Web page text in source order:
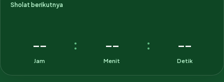
Sholat berikutnya
--
Jam
: --
Menit
: --
Detik